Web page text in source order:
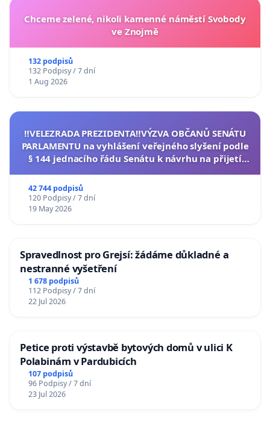
Chceme zelené, nikoli kamenné náměstí Svobody
ve Znojmě
132 podpisů
132 Podpisy / 7 dní
1 Aug 2026
‼️VELEZRADA PREZIDENTA‼️VÝZVA OBČANŮ SENÁTU
PARLAMENTU na vyhlášení veřejného slyšení podle
§ 144 jednacího řádu Senátu k návrhu na přijetí
42 744 podpisů
120 Podpisy / 7 dní
19 May 2026
Spravedlnost pro Grejsí: žádáme důkladné a
nestranné vyšetření
1 678 podpisů
112 Podpisy / 7 dní
22 Jul 2026
Petice proti výstavbě bytových domů v ulici K
Polabinám v Pardubicích
107 podpisů
96 Podpisy / 7 dní
23 Jul 2026